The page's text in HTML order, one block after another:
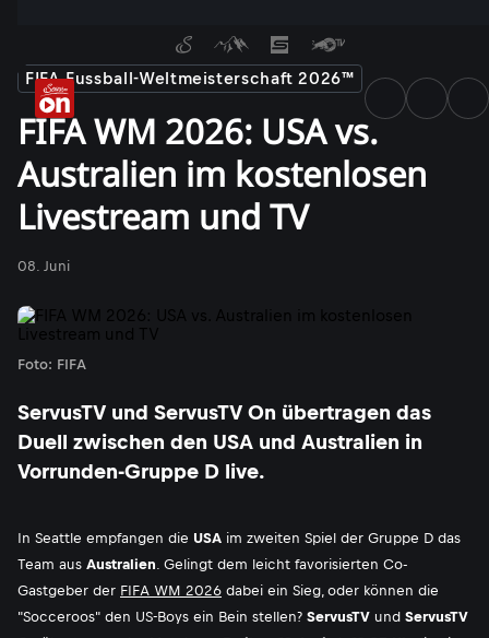
FIFA Fussball-Weltmeisterschaft 2026™
FIFA WM 2026: USA vs.
Australien im kostenlosen
Livestream und TV
08. Juni
Foto: FIFA
ServusTV und ServusTV On übertragen das
Duell zwischen den USA und Australien in
Vorrunden-Gruppe D live.
In Seattle empfangen die USA im zweiten Spiel der Gruppe D das
Team aus Australien. Gelingt dem leicht favorisierten Co-
Gastgeber der FIFA WM 2026 dabei ein Sieg, oder können die
"Socceroos" den US-Boys ein Bein stellen? ServusTV und ServusTV